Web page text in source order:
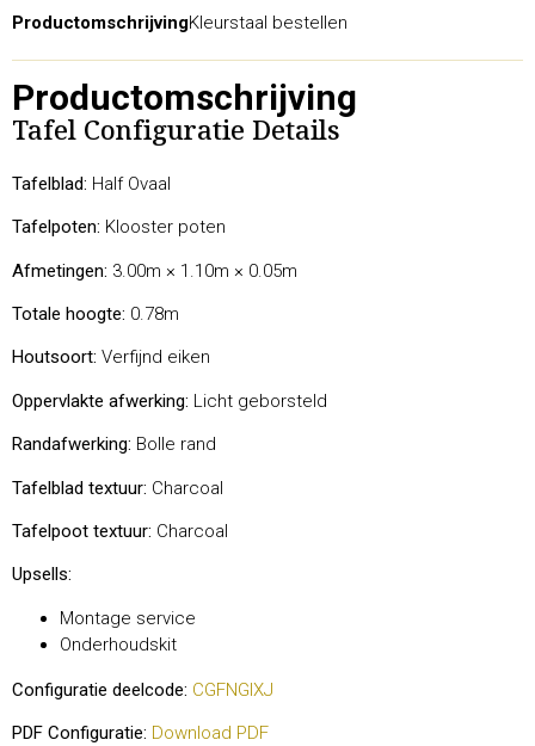
ProductomschrijvingKleurstaal bestellen
Productomschrijving
Tafel Configuratie Details
Tafelblad: Half Ovaal
Tafelpoten: Klooster poten
Afmetingen: 3.00m × 1.10m × 0.05m
Totale hoogte: 0.78m
Houtsoort: Verfijnd eiken
Oppervlakte afwerking: Licht geborsteld
Randafwerking: Bolle rand
Tafelblad textuur: Charcoal
Tafelpoot textuur: Charcoal
Upsells:
Montage service
Onderhoudskit
Configuratie deelcode: CGFNGIXJ
PDF Configuratie: Download PDF